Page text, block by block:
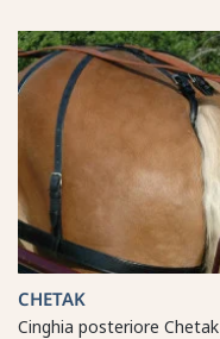
CHETAK
Cinghia posteriore Chetak